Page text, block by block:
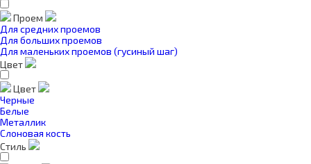
Проем
Для средних проемов
Для больших проемов
Для маленьких проемов (гусиный шаг)
Цвет
Цвет
Черные
Белые
Металлик
Слоновая кость
Стиль